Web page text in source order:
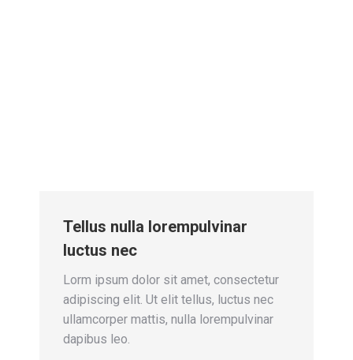
Tellus nulla lorempulvinar
luctus nec
Lorm ipsum dolor sit amet, consectetur
adipiscing elit. Ut elit tellus, luctus nec
ullamcorper mattis, nulla lorempulvinar
dapibus leo.